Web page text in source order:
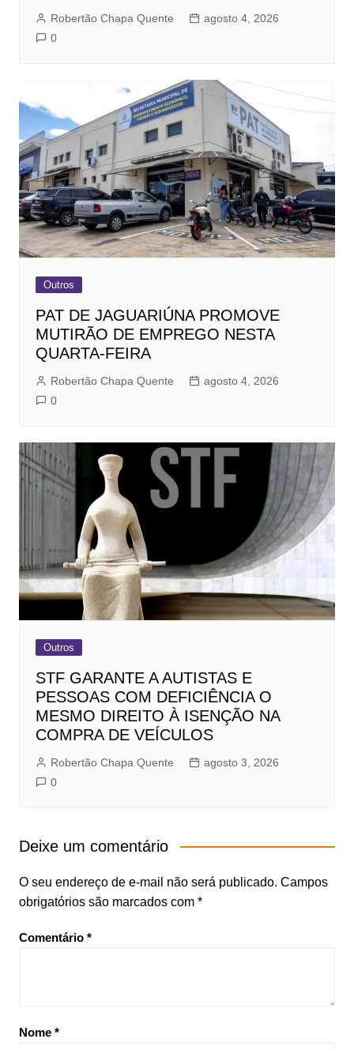
Robertão Chapa Quente
agosto 4, 2026
0
Outros
PAT DE JAGUARIÚNA PROMOVE
MUTIRÃO DE EMPREGO NESTA
QUARTA-FEIRA
Robertão Chapa Quente
agosto 4, 2026
0
Outros
STF GARANTE A AUTISTAS E
PESSOAS COM DEFICIÊNCIA O
MESMO DIREITO À ISENÇÃO NA
COMPRA DE VEÍCULOS
Robertão Chapa Quente
agosto 3, 2026
0
Deixe um comentário
O seu endereço de e-mail não será publicado. Campos
obrigatórios são marcados com *
Comentário *
Nome *